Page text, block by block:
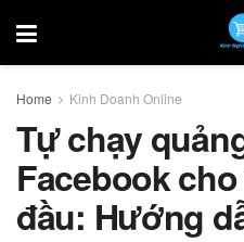
Home Kinh Doanh Online
Tự chạy
Facebook
đầu: Hướng